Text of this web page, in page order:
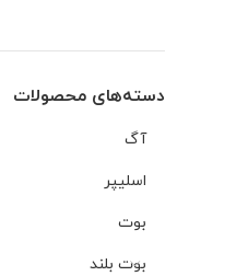
دسته‌های محصولات
آگ
اسلیپر
بوت
بوت بلند